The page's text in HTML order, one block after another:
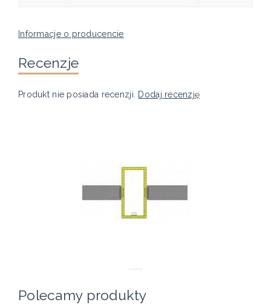
Informacje o producencie
Recenzje
Produkt nie posiada recenzji. Dodaj recenzję
Polecamy produkty